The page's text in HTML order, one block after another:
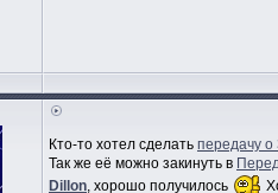
Кто-то хотел сделать передачу о
Так же её можно закинуть в
Dillon , хорошо получилось